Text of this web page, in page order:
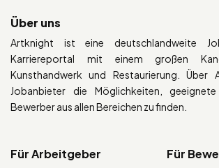
Über uns
Artknight ist eine deutschlandweite
Karriereportal mit einem großen
Kunsthandwerk und Restaurierung. Über
Jobanbieter die Möglichkeiten,
Bewerber aus allen Bereichen zu finden.
Für Arbeitgeber Für